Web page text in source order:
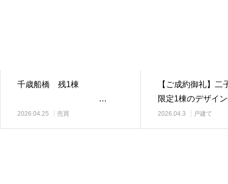
千歳船橋 残1棟
…
2026.04.25 売買
【ご成約御礼】
限定1棟のデザイ
2026.04.3 戸建て